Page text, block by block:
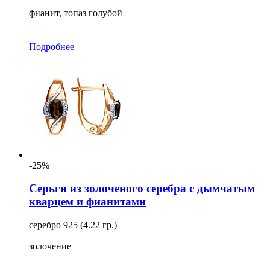
фианит, топаз голубой
Подробнее
-25%
Серьги из золоченого серебра с дымчатым
кварцем и фианитами
серебро 925 (4.22 гр.)
золочение